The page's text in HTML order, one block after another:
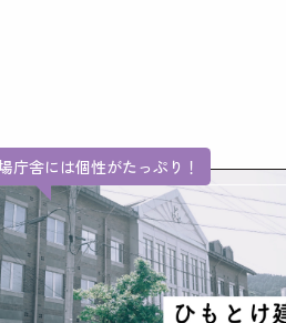
庁舎には個性がたっぷり！